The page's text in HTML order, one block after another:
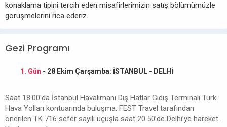
konaklama tipini tercih eden misafirlerimizin satış bölümümüzle
görüşmelerini rica ederiz.
Gezi Programı
1. Gün - 28 Ekim Çarşamba: İSTANBUL - DELHİ
Saat 18.00'da İstanbul Havalimanı Dış Hatlar Gidiş Terminali Türk
Hava Yolları kontuarında buluşma. FEST Travel tarafından
önerilen TK 716 sefer sayılı uçuşla saat 20.50’de Delhi’ye hareket.